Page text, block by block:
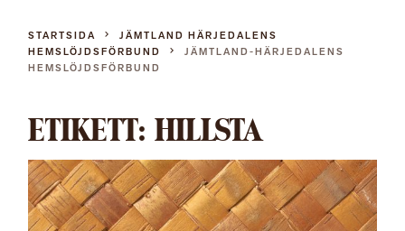
STARTSIDA
JÄMTLAND HÄRJEDALENS
HEMSLÖJDSFÖRBUND
JÄMTLAND-HÄRJEDALENS
HEMSLÖJDSFÖRBUND
ETIKETT: HILLSTA